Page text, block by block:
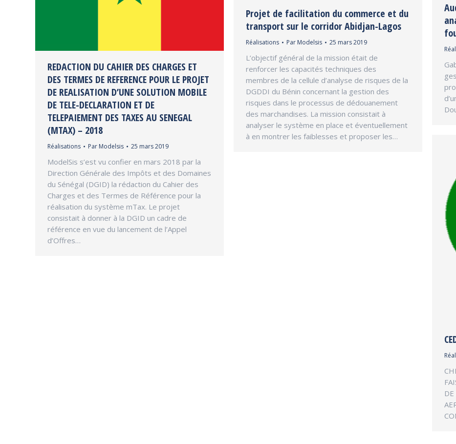
Projet de facilitation du commerce et du
transport sur le corridor Abidjan-Lagos
Réalisations Par Modelsis 25 mars 2019
L’objectif général de la mission était de
renforcer les capacités techniques des
membres de la cellule d’analyse de risques de la
DGDDI du Bénin concernant la gestion des
risques dans le processus de dédouanement
des marchandises. La mission consistait à
analyser le système en place et éventuellement
à en montrer les faiblesses et proposer les…
REDACTION DU CAHIER DES CHARGES ET
DES TERMES DE REFERENCE POUR LE PROJET
DE REALISATION D’UNE SOLUTION MOBILE
DE TELE-DECLARATION ET DE
TELEPAIEMENT DES TAXES AU SENEGAL
(MTAX) – 2018
Réalisations Par Modelsis 25 mars 2019
ModelSis s’est vu confier en mars 2018 par la
Direction Générale des Impôts et des Domaines
du Sénégal (DGID) la rédaction du Cahier des
Charges et des Termes de Référence pour la
réalisation du système mTax. Le projet
consistait à donner à la DGID un cadre de
référence en vue du lancement de l’Appel
d’Offres…